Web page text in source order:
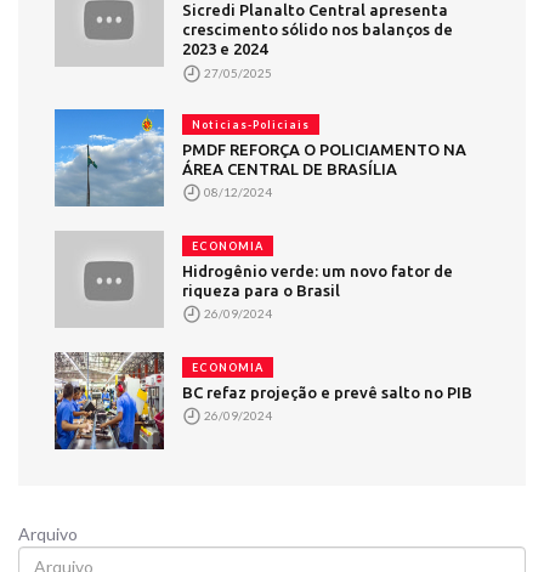
Sicredi Planalto Central apresenta
crescimento sólido nos balanços de
2023 e 2024
27/05/2025
Noticias-Policiais
PMDF REFORÇA O POLICIAMENTO NA
ÁREA CENTRAL DE BRASÍLIA
08/12/2024
ECONOMIA
Hidrogênio verde: um novo fator de
riqueza para o Brasil
26/09/2024
ECONOMIA
BC refaz projeção e prevê salto no PIB
26/09/2024
Arquivo